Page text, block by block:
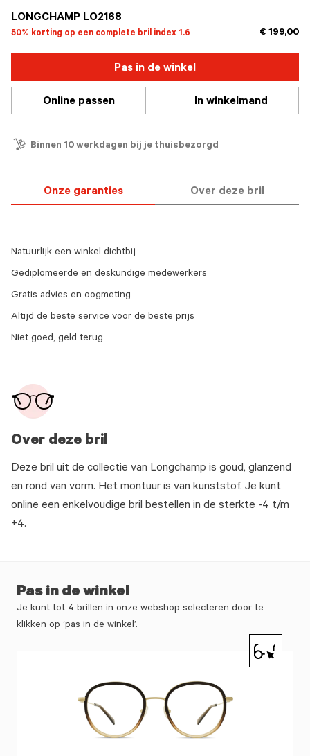
LONGCHAMP LO2168
50% korting op een complete bril index 1.6 € 199,00
Pas in de winkel
Online passen In winkelmand
Binnen 10 werkdagen bij je thuisbezorgd
Onze garanties Over deze bril
Over deze bril
Deze bril uit de collectie van Longchamp is goud, glanzend
en rond van vorm. Het montuur is van kunststof. Je kunt
online een enkelvoudige bril bestellen in de sterkte -4 t/m
+4.
Natuurlijk een winkel dichtbij
Gediplomeerde en deskundige medewerkers
Gratis advies en oogmeting
Altijd de beste service voor de beste prijs
Niet goed, geld terug
Pas in de winkel
Je kunt tot 4 brillen in onze webshop selecteren door te
klikken op ‘pas in de winkel’.